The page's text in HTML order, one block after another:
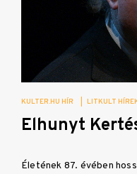
KULTER.HU HÍR LITKULT
Elhunyt
Életének 87. évében